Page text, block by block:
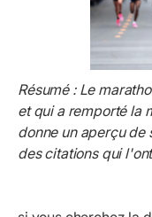
Résumé : Le
et qui a remporté la
donne un aperçu de
des citations qui